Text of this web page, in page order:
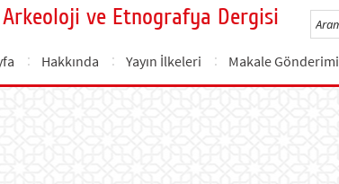
ve Etnografya Dergisi
Hakkında Yayın İlkeleri Makale Gönderimi